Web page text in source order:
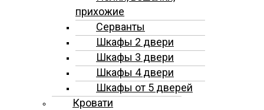
прихожие
Серванты
Шкафы 2 двери
Шкафы 3 двери
Шкафы 4 двери
Шкафы от 5 дверей
Кровати